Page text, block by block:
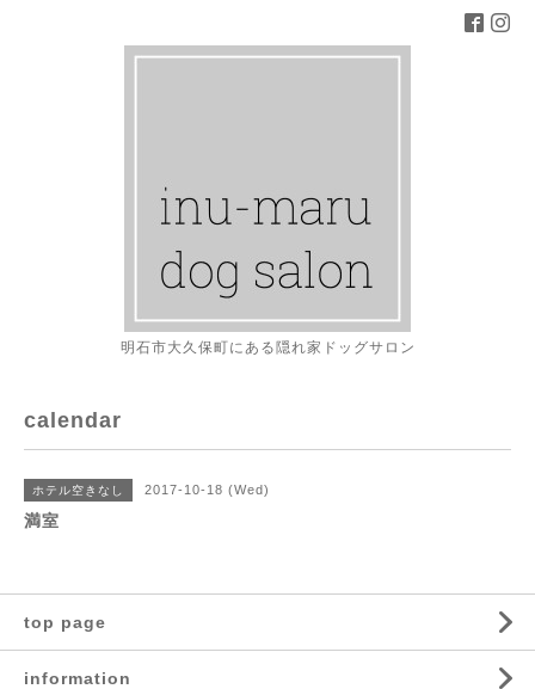
明石市大久保町にある隠れ家ドッグサロン
calendar
ホテル空きなし 2017-10-18 (Wed)
満室
top page
information